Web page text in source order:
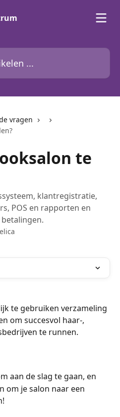
vragen
te
klantregistratie,
POS en rapporten en
te gebruiken verzameling
om succesvol haar-,
te runnen.
aan de slag te gaan, en
om je salon naar een